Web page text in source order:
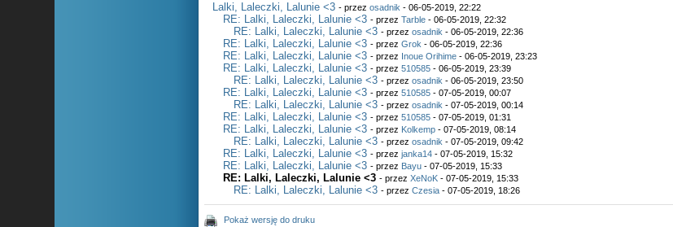
Lalki, Laleczki, Lalunie <3 - przezosadnik - 06-05-2019, 22:22
RE: Lalki, Laleczki, Lalunie <3 - przezTarble - 06-05-2019, 22:32
RE: Lalki, Laleczki, Lalunie <3 - przezosadnik - 06-05-2019, 22:36
RE: Lalki, Laleczki, Lalunie <3 - przezGrok - 06-05-2019, 22:36
RE: Lalki, Laleczki, Lalunie <3 - przez Inoue Orihime - 06-05-2019, 23:23
RE: Lalki, Laleczki, Lalunie <3 - przez510585 - 06-05-2019, 23:39
RE: Lalki, Laleczki, Lalunie <3 - przezosadnik - 06-05-2019, 23:50
RE: Lalki, Laleczki, Lalunie <3 - przez510585 - 07-05-2019, 00:07
RE: Lalki, Laleczki, Lalunie <3 - przezosadnik - 07-05-2019, 00:14
RE: Lalki, Laleczki, Lalunie <3 - przez510585 - 07-05-2019, 01:31
RE: Lalki, Laleczki, Lalunie <3 - przez Kolkemp - 07-05-2019, 08:14
RE: Lalki, Laleczki, Lalunie <3 - przezosadnik - 07-05-2019, 09:42
RE: Lalki, Laleczki, Lalunie <3 - przezjanka14 - 07-05-2019, 15:32
RE: Lalki, Laleczki, Lalunie <3 - przez Bayu - 07-05-2019, 15:33
RE: Lalki, Laleczki, Lalunie <3 - przezXeNoK - 07-05-2019, 15:33
RE: Lalki, Laleczki, Lalunie <3 - przezCzesia - 07-05-2019, 18:26
Pokaż wersję do druku